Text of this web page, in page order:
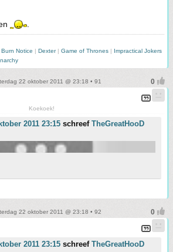
Burn Notice | Dexter| Game of Thrones | Impractical Jokers
22 oktober 2011 @ 23:18 • 91
Koekoek!
2011 23:15 schreef TheGreatHooD
22 oktober 2011 @ 23:18 • 92
2011 23:15 schreef TheGreatHooD